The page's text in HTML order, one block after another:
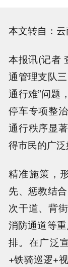
本文转自：
本报讯(记者
通管理支队
通行难”问题
停车专项整
通行秩序显
得市民的广泛
精准施策，
先、惩教结
次干道、背
消防通道等
排。在广泛
+铁骑巡逻+